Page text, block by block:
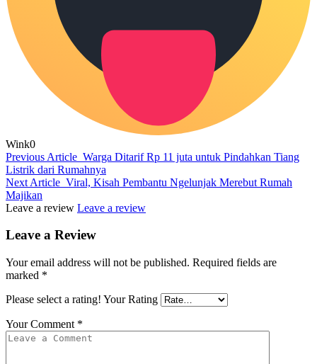
Wink0
Previous Article Warga Ditarif Rp 11 juta untuk Pindahkan Tiang
Listrik dari Rumahnya
Next Article Viral, Kisah Pembantu Ngelunjak Merebut Rumah
Majikan
Leave a review Leave a review
Leave a Review
Your email address will not be published. Required fields are
marked *
Please select a rating! Your Rating
Your Comment *